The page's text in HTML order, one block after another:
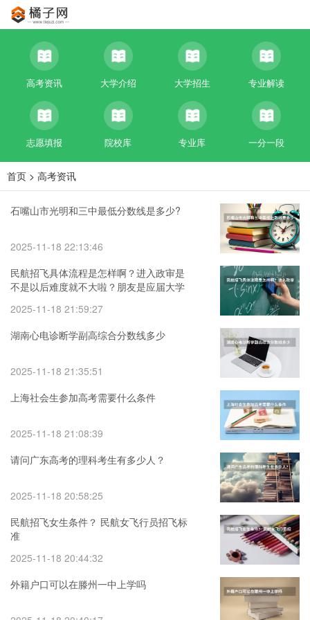
高考资讯 大学介绍 大学招生 专业解读
志愿填报 院校库 专业库 一分一段
首页 > 高考资讯
石嘴山市光明和三中最低分数线是多少?
2025-11-18 22:13:46
民航招飞具体流程是怎样啊？进入政审是
不是以后难度就不大啦？朋友是应届大学
从调剂还是不服从调剂
2025-11-18 21:59:27
湖南心电诊断学副高综合分数线多少
2025-11-18 21:35:51
上海社会生参加高考需要什么条件
2025-11-18 21:08:39
请问广东高考的理科考生有多少人？
2025-11-18 20:58:25
民航招飞女生条件？ 民航女飞行员招飞标
准
2025-11-18 20:44:32
外籍户口可以在滕州一中上学吗